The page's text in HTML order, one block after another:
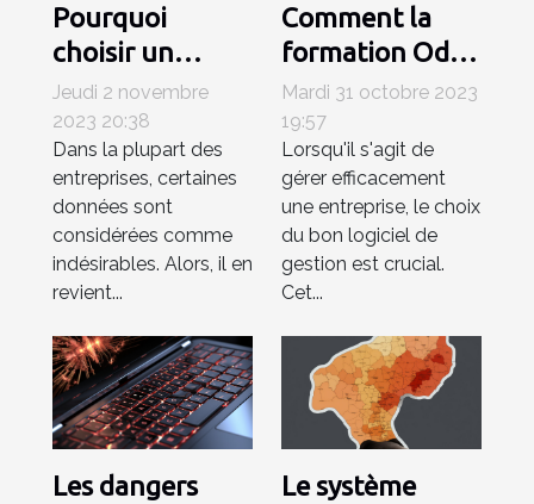
Pourquoi
choisir un
destructeur de
documents
pour la
surpression des
documents ?
Jeudi 2 novembre
2023 20:38
Dans la plupart des
entreprises, certaines
données sont
considérées comme
indésirables. Alors, il en
revient...
Comment la
formation Odoo
ERP peut
améliorer votre
entreprise
Mardi 31 octobre 2023
19:57
Lorsqu'il s'agit de
gérer efficacement
une entreprise, le choix
du bon logiciel de
gestion est crucial.
Cet...
Les dangers
Le système